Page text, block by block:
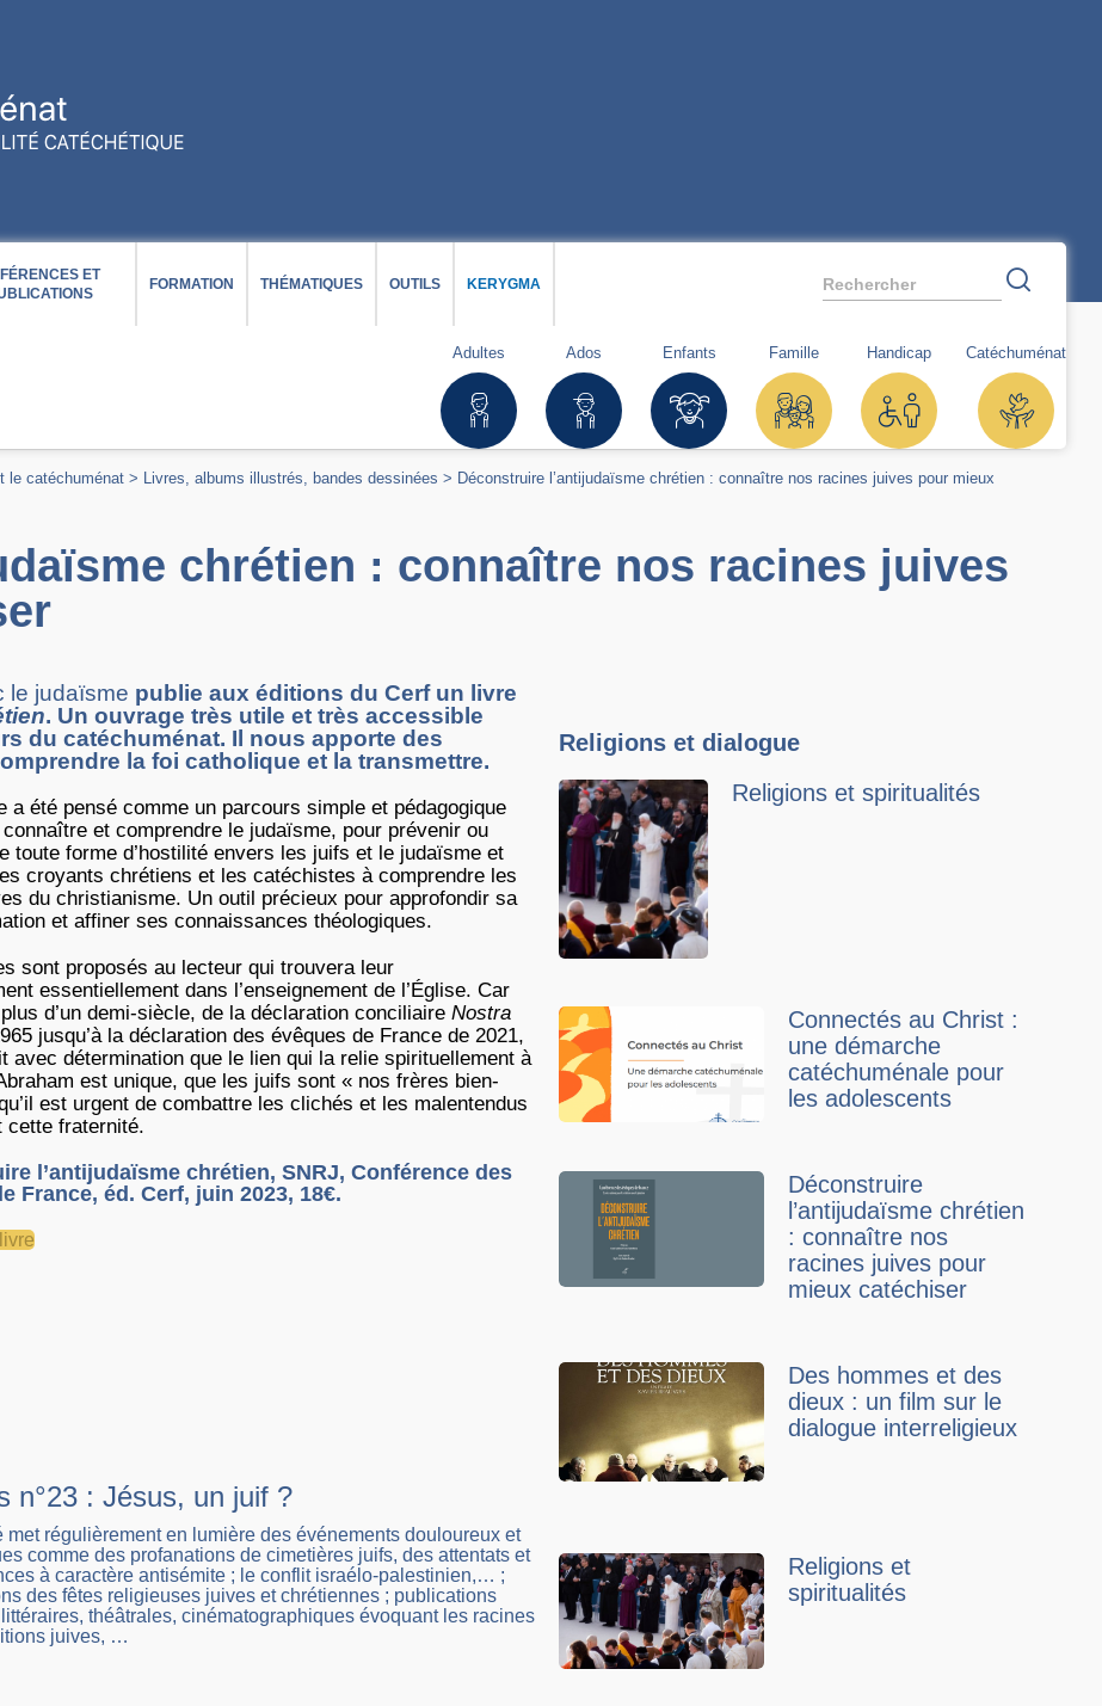
Rechercher
ET
FORMATION THÉMATIQUES OUTILS KERYGMA
Adultes Ados Enfants Famille Handicap Catéchuménat
le catéchuménat > Livres, albums illustrés, bandes dessinées > Déconstruire l’antijudaïsme chrétien : connaître nos racines juives pour mieux
chrétien : connaître nos racines juives
le judaïsme publie aux éditions du Cerf un livre
. Un ouvrage très utile et très accessible
du catéchuménat. Il nous apporte des
la foi catholique et la transmettre.
a été pensé comme un parcours simple et pédagogique
et comprendre le judaïsme, pour prévenir ou
toute forme d’hostilité envers les juifs et le judaïsme et
croyants chrétiens et les catéchistes à comprendre les
du christianisme. Un outil précieux pour approfondir sa
et affiner ses connaissances théologiques.
sont proposés au lecteur qui trouvera leur
essentiellement dans l’enseignement de l’Église. Car
d’un demi-siècle, de la déclaration conciliaireNostra
jusqu’à la déclaration des évêques de France de 2021,
avec détermination que le lien qui la relie spirituellement à
est unique, que les juifs sont « nos frères bien-
est urgent de combattre les clichés et les malentendus
cette fraternité.
l’antijudaïsme chrétien, SNRJ, Conférence des
France, éd. Cerf, juin 2023, 18€.
n°23 : Jésus, un juif ?
met régulièrement en lumière des événements douloureux et
comme des profanations de cimetières juifs, des attentats et
à caractère antisémite ; le conflit israélo-palestinien,… ;
des fêtes religieuses juives et chrétiennes ; publications
théâtrales, cinématographiques évoquant les racines
juives, …
Religions et dialogue
Religions et spiritualités
Connectés au Christ :
une démarche
catéchuménale pour
les adolescents
Déconstruire
l’antijudaïsme chrétien
: connaître nos
racines juives pour
mieux catéchiser
Des hommes et des
dieux : un film sur le
dialogue interreligieux
Religions et
spiritualités